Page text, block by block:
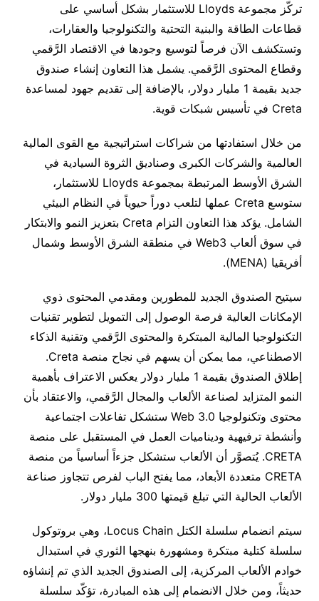
تركّز مجموعة Lloyds للاستثمار بشكل أساسي على
قطاعات الطاقة والبنية التحتية والتكنولوجيا والعقارات،
وتستكشف الآن فرصاً لتوسيع وجودها في الاقتصاد الرَّقمي
وقطاع المحتوى الرَّقمي. يشمل هذا التعاون إنشاء صندوق
جديد بقيمة 1 مليار دولار، بالإضافة إلى تقديم جهود لمساعدة
Creta في تأسيس شبكات قوية.
من خلال استفادتها من شراكات استراتيجية مع القوى المالية
العالمية والشركات الكبرى وصناديق الثروة السيادية في
الشرق الأوسط المرتبطة بمجموعة Lloyds للاستثمار،
ستوسع Creta عملها لتلعب دوراً حيوياً في النظام البيئي
الشامل. يؤكد هذا التعاون التزام Creta بتعزيز النمو والابتكار
في سوق ألعاب Web3 في منطقة الشرق الأوسط وشمال
أفريقيا (MENA).
سيتيح الصندوق الجديد للمطورين ومقدمي المحتوى ذوي
الإمكانات العالية فرصة الوصول إلى التمويل لتطوير تقنيات
التكنولوجيا المالية المبتكرة والمحتوى الرَّقمي وتقنية الذكاء
الاصطناعي، مما يمكن أن يسهم في نجاح منصة Creta.
إطلاق الصندوق بقيمة 1 مليار دولار يعكس الاعتراف بأهمية
النمو المتزايد لصناعة الألعاب والمجال الرَّقمي، والاعتقاد بأن
محتوى وتكنولوجيا Web 3.0 ستشكل تفاعلات اجتماعية
وأنشطة ترفيهية وديناميات العمل في المستقبل على منصة
CRETA. يُتصوَّر أن الألعاب ستشكل جزءاً أساسياً من منصة
CRETA متعددة الأبعاد، مما يفتح الباب لفرص تتجاوز صناعة
الألعاب الحالية التي تبلغ قيمتها 300 مليار دولار.
سيتم انضمام سلسلة الكتل Locus Chain، وهي بروتوكول
سلسلة كتلية مبتكرة ومشهورة بنهجها الثوري في استبدال
خوادم الألعاب المركزية، إلى الصندوق الجديد الذي تم إنشاؤه
حديثاً، ومن خلال الانضمام إلى هذه المبادرة، تؤكّد سلسلة